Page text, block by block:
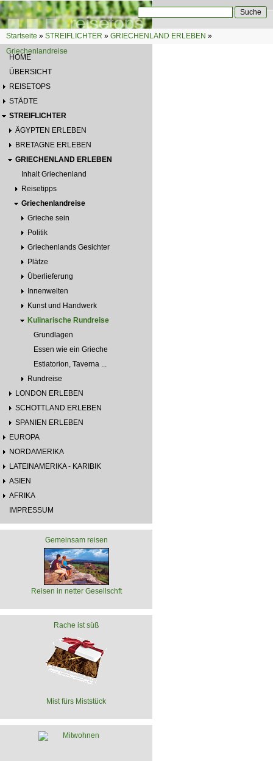
Direkt zum Inhalt
Suchformular
Sie sind hier
Startseite » STREIFLICHTER » GRIECHENLAND ERLEBEN »
Griechenlandreise
HOME
ÜBERSICHT
REISETOPS
STÄDTE
STREIFLICHTER
ÄGYPTEN ERLEBEN
BRETAGNE ERLEBEN
GRIECHENLAND ERLEBEN
Inhalt Griechenland
Reisetipps
Griechenlandreise
Grieche sein
Politik
Griechenlands Gesichter
Plätze
Überlieferung
Innenwelten
Kunst und Handwerk
Kulinarische Rundreise
Grundlagen
Essen wie ein Grieche
Estiatorion, Taverna ...
Rundreise
LONDON ERLEBEN
SCHOTTLAND ERLEBEN
SPANIEN ERLEBEN
EUROPA
NORDAMERIKA
LATEINAMERIKA - KARIBIK
ASIEN
AFRIKA
IMPRESSUM
Gemeinsam reisen
Reisen in netter Gesellschft
Rache ist süß
Mist fürs Miststück